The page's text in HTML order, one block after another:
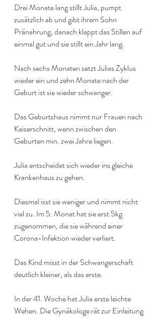
Drei Monate lang stillt Julia, pumpt
zusätzlich ab und gibt ihrem Sohn
Pränahrung, danach klappt das Stillen auf
einmal gut und sie stillt ein Jahr lang.
Nach sechs Monaten setzt Julias Zyklus
wieder ein und zehn Monate nach der
Geburt ist sie wieder schwanger.
Das Geburtshaus nimmt nur Frauen nach
Kaiserschnitt, wenn zwischen den
Geburten min. zwei Jahre liegen.
Julia entscheidet sich wieder ins gleiche
Krankenhaus zu gehen.
Diesmal isst sie weniger und nimmt nicht
viel zu. Im 5. Monat hat sie erst 5kg
zugenommen, die sie während einer
Corona-Infektion wieder verliert.
Das Kind misst in der Schwangerschaft
deutlich kleiner, als das erste.
In der 41. Woche hat Julia erste leichte
Wehen. Die Gynäkologe rät zur Einleitung